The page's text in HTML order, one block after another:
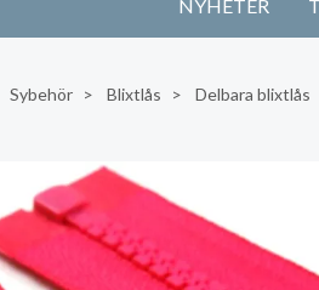
NYHETER
Sybehör Blixtlås Delbara blixtlås